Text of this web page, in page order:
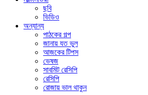
ছবি
ভিডিও
অন্যান্য
পাঠকের গল্প
জানায় যত ভুল
আজকের টিপস
ভেষজ
সাবমিট রেসিপি
রেসিপি
রোজায় ভাল থাকুন